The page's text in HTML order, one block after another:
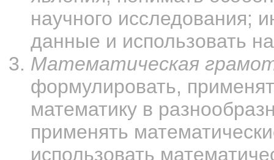
научного исследования;
данные и использовать
Математическая
формулировать,
математику в
применять
использовать